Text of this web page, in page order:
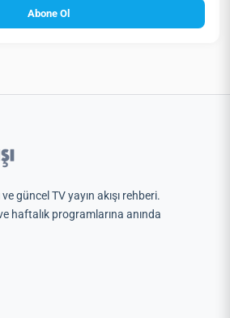
Abone Ol
güncel TV yayın akışı rehberi.
haftalık programlarına anında